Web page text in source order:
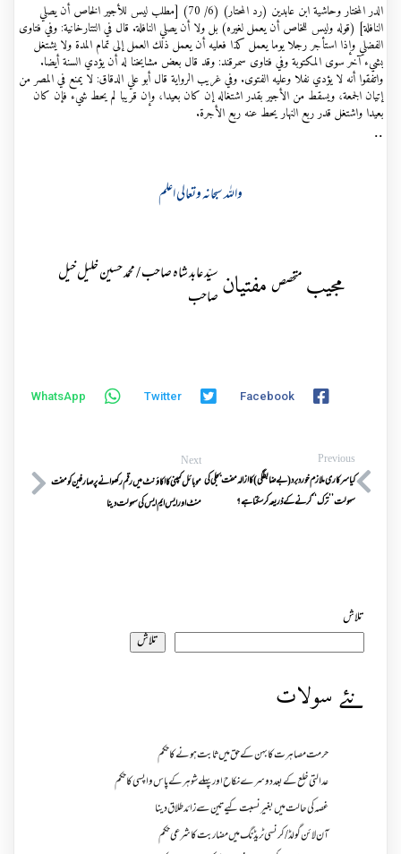
الدر المختار وحاشية ابن عابدين (رد المحتار) (6/ 70) [مطلب ليس للأجير الخاص أن يصلي
النافلة] (قوله وليس للخاص أن يعمل لغيره) بل ولا أن يصلي النافلة. قال في التتارخانية: وفي فتاوى
الفضلي وإذا استأجر رجلا يوما يعمل كذا فعليه أن يعمل ذلك العمل إلى تمام المدة ولا يشتغل
بشيء آخر سوى المكتوبة وفي فتاوى سمرقند: وقد قال بعض مشايخنا له أن يؤدي السنة أيضا.
واتفقوا أنه لا يؤدي نفلا وعليه الفتوى. وفي غريب الرواية قال أبو علي الدقاق: لا يمنع في المصر من
إتيان الجمعة، ويسقط من الأجير بقدر اشتغاله إن كان بعيدا، وإن قريبا لم يحط شيء فإن كان
بعيدا واشتغل قدر ربع النهار يحط عنه ربع الأجرة.
..
واللہ سبحانہ وتعالی اعلم
مجیب متخصص مفتیان سیّد عابد شاہ صاحب / محمد حسین خلیل خیل
صاحب
Facebook
Twitter
WhatsApp
Previous
کیاسرکاری ملازم خورد برد(بے ضابطگی)کاازالہ مفت بجلی کی
سہولت’’ ترک‘‘ کرنے کے ذریعہ کرسکتاہے؟
Next
موبائل کمپنی کااکاؤنٹ میں رقم رکھوانے پرصارفین کومفت
منٹ اورایس ایم ایس کی سہولت دینا
تلاش
تلاش
نئے سولات
حرمت مصاہرت کا بہن کے حق میں ثابت ہونے کا حکم
عدالتی خلع کے بعد دوسرے نکاح اور پہلے شوہر کے پاس واپسی کا حکم
غصہ کی حالت میں بغیر نسبت کیے تین سے زائد طلاق دینا
آن لائن گولڈ /کرنسی ٹریڈنگ میں مضاربت کا شرعی حکم